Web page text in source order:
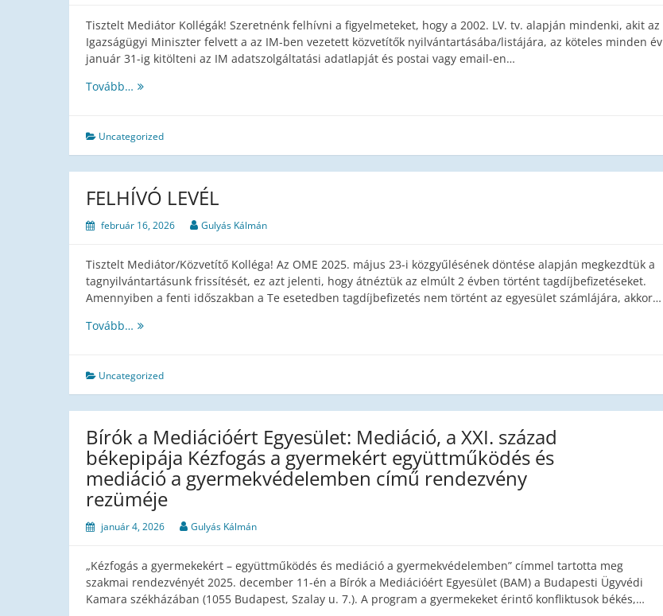
Tisztelt Mediátor Kollégák! Szeretnénk felhívni a figyelmeteket, hogy a 2002. LV. tv. alapján mindenki, akit az
Igazságügyi Miniszter felvett a az IM-ben vezetett közvetítők nyilvántartásába/listájára, az köteles minden év
január 31-ig kitölteni az IM adatszolgáltatási adatlapját és postai vagy email-en…
Tovább… FELHÍVCÁS
Uncategorized
FELHÍVÓ LEVÉL
február 16, 2026 Gulyás Kálmán
Tisztelt Mediátor/Közvetítő Kolléga! Az OME 2025. május 23-i közgyűlésének döntése alapján megkezdtük a
tagnyilvántartásunk frissítését, ez azt jelenti, hogy átnéztük az elmúlt 2 évben történt tagdíjbefizetéseket.
Amennyiben a fenti időszakban a Te esetedben tagdíjbefizetés nem történt az egyesület számlájára, akkor…
Tovább… FELHÍVÓ
Uncategorized
Bírók a Mediációért Egyesület: Mediáció, a XXI. század
békepipája Kézfogás a gyermekért együttműködés és
mediáció a gyermekvédelemben című rendezvény
rezüméje
január 4, 2026 Gulyás Kálmán
„Kézfogás a gyermekekért – együttműködés és mediáció a gyermekvédelemben” címmel tartotta meg
szakmai rendezvényét 2025. december 11-én a Bírók a Mediációért Egyesület (BAM) a Budapesti Ügyvédi
Kamara székházában (1055 Budapest, Szalay u. 7.). A program a gyermekeket érintő konfliktusok békés,…